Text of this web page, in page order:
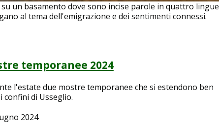
un basamento dove sono incise parole in quattro lingue
al tema dell'emigrazione e dei sentimenti connessi.
temporanee 2024
l'estate due mostre temporanee che si estendono ben
confini di Usseglio.
2024